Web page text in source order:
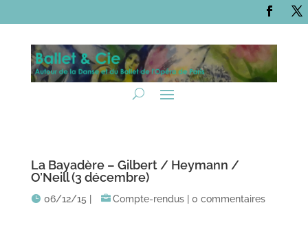
La Bayadère – Gilbert / Heymann /
O’Neill (3 décembre)
06/12/15 Compte-rendus| 0 commentaires